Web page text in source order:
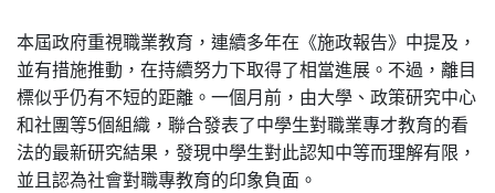
本屆政府重視職業教育，連續多年在《施政報告》中提及，
並有措施推動，在持續努力下取得了相當進展。不過，離目
標似乎仍有不短的距離。一個月前，由大學、政策研究中心
和社團等5個組織，聯合發表了中學生對職業專才教育的看
法的最新研究結果，發現中學生對此認知中等而理解有限，
並且認為社會對職專教育的印象負面。